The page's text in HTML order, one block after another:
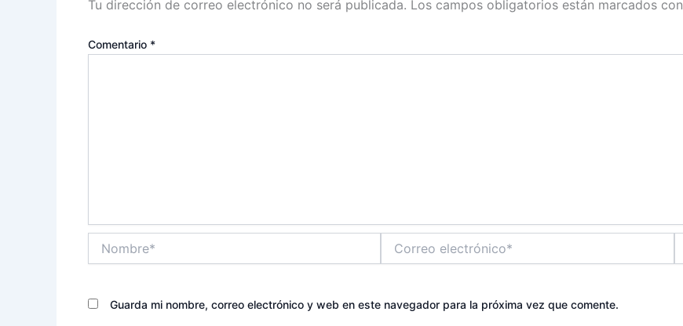
Tu dirección de correo electrónico no será publicada. Los campos obligatorios están marcados con
Comentario *
electrónico*
Guarda mi nombre, correo electrónico y web en este navegador para la próxima vez que comente.